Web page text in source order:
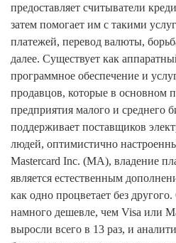
предоставляет считыватели
затем помогает им с такими
платежей, перевод валюты,
далее. Существует как
программное обеспечение и
продавцов, которые в основном
предприятия малого и среднего
поддерживает поставщиков
людей, оптимистично
Mastercard Inc. (MA), владение
является естественным
как одно процветает без
намного дешевле, чем Visa или
выросли всего в 13 раз, и